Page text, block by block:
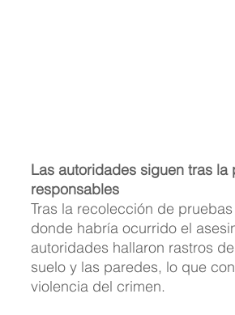
Las autoridades siguen tras la
responsables
Tras la recolección de
donde habría ocurrido el
autoridades hallaron rastros
suelo y las paredes, lo que
violencia del crimen.